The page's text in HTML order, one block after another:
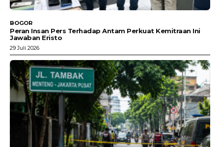
BOGOR
Peran Insan Pers Terhadap Antam Perkuat Kemitraan Ini
Jawaban Eristo
29 Juli 2026